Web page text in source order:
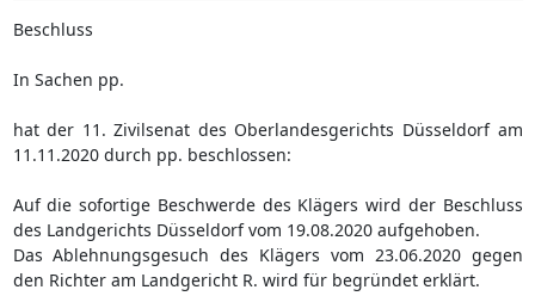
Beschluss
In Sachen pp.
hat der 11. Zivilsenat des Oberlandesgerichts Düsseldorf am
11.11.2020 durch pp. beschlossen:
Auf die sofortige Beschwerde des Klägers wird der Beschluss
des Landgerichts Düsseldorf vom 19.08.2020 aufgehoben.
Das Ablehnungsgesuch des Klägers vom 23.06.2020 gegen
den Richter am Landgericht R. wird für begründet erklärt.